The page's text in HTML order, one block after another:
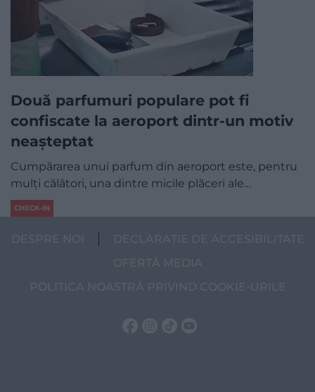
Două parfumuri populare pot fi
confiscate la aeroport dintr-un motiv
neașteptat
Cumpărarea unui parfum din aeroport este, pentru
mulți călători, una dintre micile plăceri ale…
CHECK-IN